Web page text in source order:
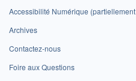
Accessibilité Numérique
Archives
Contactez-nous
Foire aux Questions